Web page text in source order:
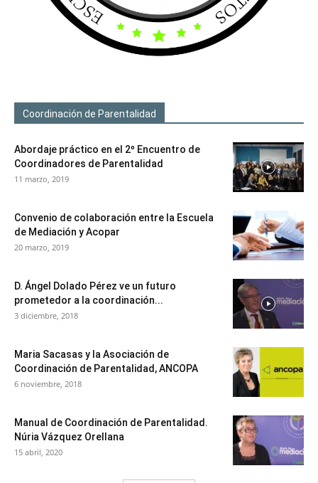
Coordinación de Parentalidad
Abordaje práctico en el 2º Encuentro de
Coordinadores de Parentalidad
11 marzo, 2019
Convenio de colaboración entre la Escuela
de Mediación y Acopar
20 marzo, 2019
D. Ángel Dolado Pérez ve un futuro
prometedor a la coordinación...
3 diciembre, 2018
Maria Sacasas y la Asociación de
Coordinación de Parentalidad, ANCOPA
6 noviembre, 2018
Manual de Coordinación de Parentalidad.
Núria Vázquez Orellana
15 abril, 2020